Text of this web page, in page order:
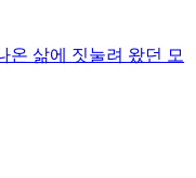
온 삶에 짓눌려 왔던 모